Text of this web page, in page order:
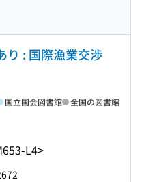
り : 国際漁業交渉
L4>
国立国会図書館 全国の図書館